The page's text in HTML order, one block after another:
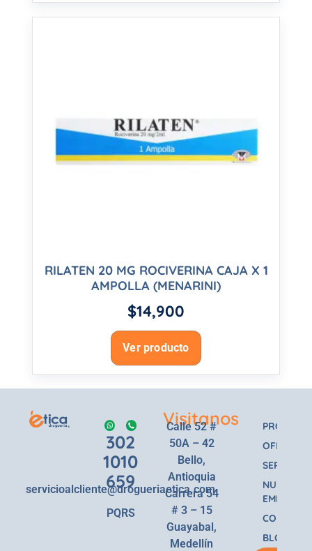
RILATEN 20 MG ROCIVERINA CAJA X 1
AMPOLLA (MENARINI)
$14,900
Ver producto
302
1010
659
servicioalcliente@drogueriaetica.com
PQRS
Visitanos
Calle 52 #
50A – 42
Bello,
Antioquia
Carrera 54
# 3 – 15
Guayabal,
Medellín
OFERTAS
SERVICIOS
NUESTRA
EMPRESA
BLOG